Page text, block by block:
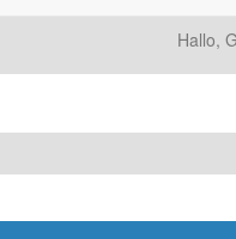
Hallo,